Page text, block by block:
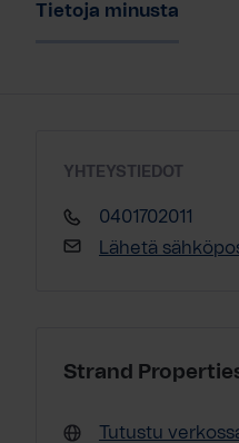
Tietoja minusta
YHTEYSTIEDOT
0401702011
Lähetä
Strand
Tutustu